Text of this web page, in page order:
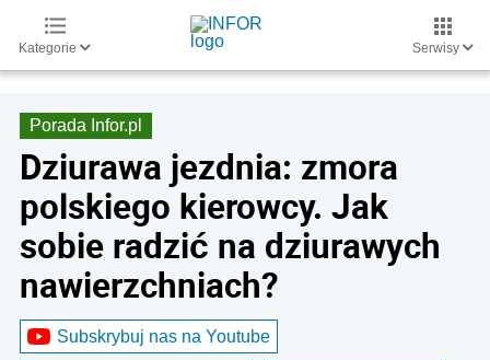
Kategorie Serwisy
Porada Infor.pl
Dziurawa jezdnia: zmora
polskiego kierowcy. Jak
sobie radzić na dziurawych
nawierzchniach?
Subskrybuj nas na Youtube